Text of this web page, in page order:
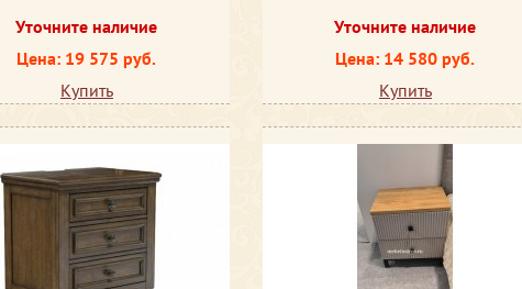
Уточните наличие
Цена: 19 575 руб.
Купить
Уточните наличие
Цена: 14 580 руб.
Купить